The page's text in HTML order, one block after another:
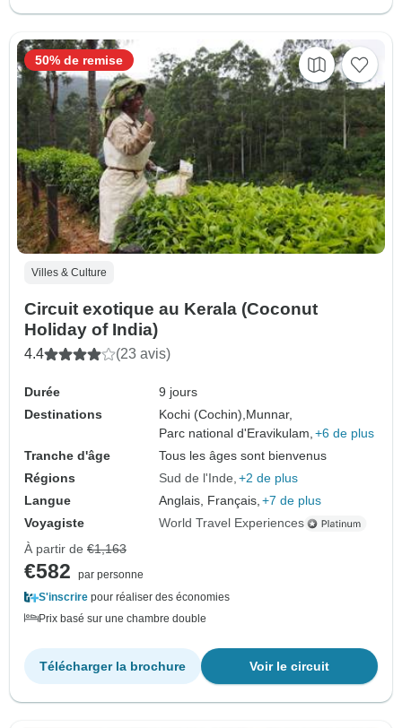
Villes & Culture
Circuit exotique au Kerala (Coconut
Holiday of India)
4.4 (23 avis)
Durée
9 jours
Destinations
Kochi (Cochin), Munnar,
Parc national d'Eravikulam, +6 de plus
Tranche d'âge
Tous les âges sont bienvenus
Régions
Sud de l'Inde +2 de plus
Langue
Anglais, Français, +7 de plus
Voyagiste
World Travel Experiences
50% de remise
À partir de €1,163
€582
par personne
S'inscrire pour réaliser des économies
Prix basé sur une chambre double
Voir le circuit
Télécharger la brochure